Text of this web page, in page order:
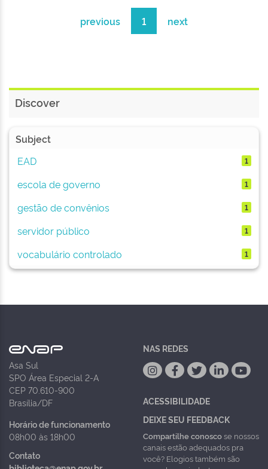
previous 1 next
Discover
Subject
EAD
1
escola de governo 1
gestão de convênios 1
servidor público 1
vocabulário controlado 1
Asa Sul
SPO Área Especial 2-A
CEP 70.610-900
Brasília/DF
Horário de funcionamento
08h00 às 18h00
Contato
NAS REDES
ACESSIBILIDADE
DEIXE SEU FEEDBACK
Compartilhe conoscose nossos
canais estão adequados pra
você? Elogios também são